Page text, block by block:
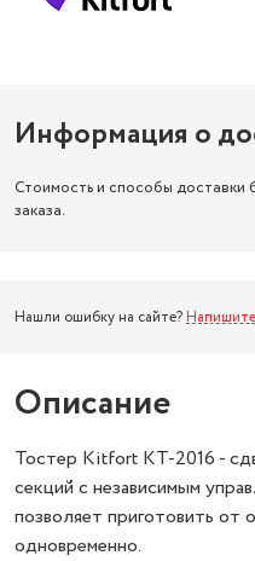
Информация о
Стоимость и способы доставки
заказа.
Нашли ошибку на сайте?
Описание
Тостер Kitfort KT-2016 -
секций с независимым
позволяет приготовить
одновременно.